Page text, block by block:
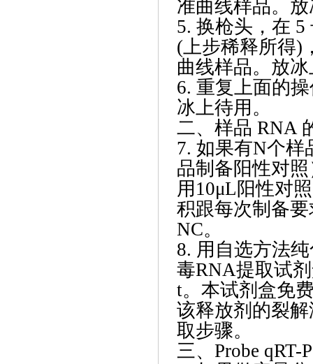
准曲线样品。
5. 换枪头，在 5
(上步稀释所得)
曲线样品。放
6. 重复上面的
冰上待用。
二、样品 RNA
7. 如果有N个样
品制备阳性对
用10μL阳性对
积跟每次制备
NC。
8. 用自选方法
毒RNA提取试
t。本试剂盒免
该释放剂的裂
取步骤。
三、 Probe